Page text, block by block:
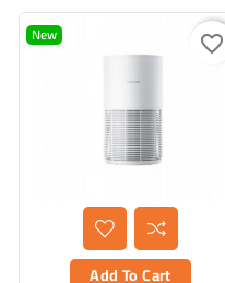
New
Add To Cart
favorite_border